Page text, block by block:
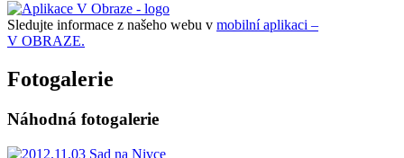
Sledujte informace z našeho webu v mobilní aplikaci –
V OBRAZE.
Fotogalerie
Náhodná fotogalerie